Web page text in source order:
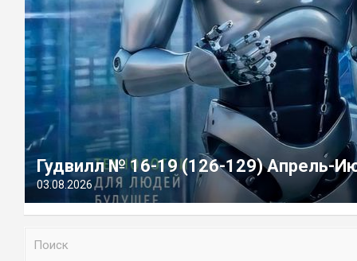
Гудвилл № 16-19 (126-129) Апрель-
03.08.2026